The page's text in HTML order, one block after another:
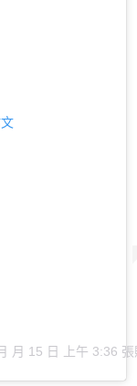
月 15 日 上午 3:36